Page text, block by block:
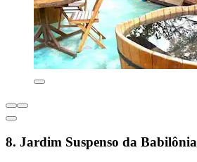
8. Jardim Suspenso da Babilônia